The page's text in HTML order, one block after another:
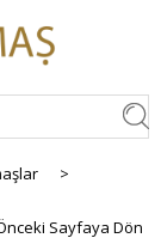
>
Sayfaya Dön